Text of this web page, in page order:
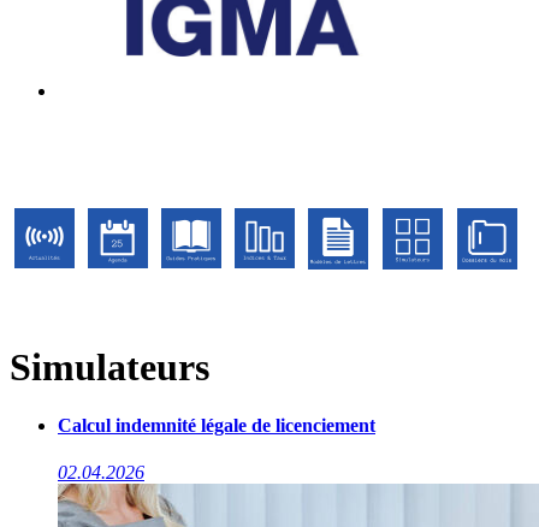
Simulateurs
Calcul indemnité légale de licenciement
02.04.2026